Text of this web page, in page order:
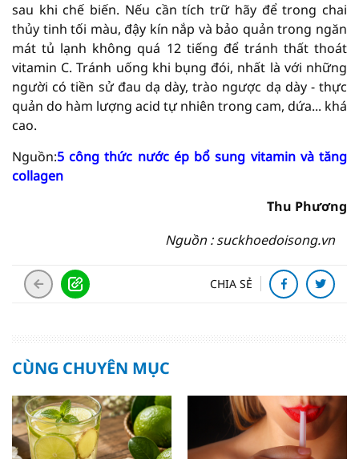
sau khi chế biến. Nếu cần tích trữ hãy để trong chai
thủy tinh tối màu, đậy kín nắp và bảo quản trong ngăn
mát tủ lạnh không quá 12 tiếng để tránh thất thoát
vitamin C. Tránh uống khi bụng đói, nhất là với những
người có tiền sử đau dạ dày, trào ngược dạ dày - thực
quản do hàm lượng acid tự nhiên trong cam, dứa... khá
cao.
Nguồn:5 công thức nước ép bổ sung vitamin và tăng
collagen
Thu Phương
Nguồn : suckhoedoisong.vn
CHIA SẺ
CÙNG CHUYÊN MỤC